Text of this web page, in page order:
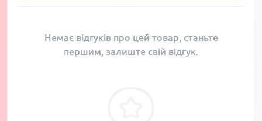
Немає відгуків про цей товар, станьте
першим, залиште свій відгук.